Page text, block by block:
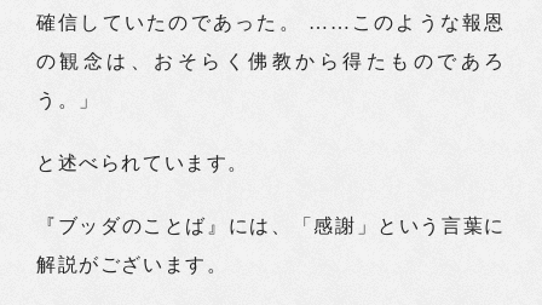
確信していたのであった。 ……このような報恩
の観念は、おそらく佛教から得たものであろ
う。」
と述べられています。
『ブッダのことば』には、「感謝」という言葉に
解説がございます。